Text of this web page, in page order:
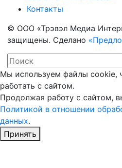
Контакты
© ООО «Трэвэл Медиа
защищены. Сделано
Мы используем файлы cookie,
работать с сайтом.
Продолжая работу с сайтом,
Политикой в отношении
данных.
Принять